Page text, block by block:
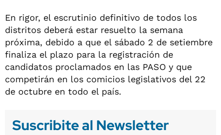
En rigor, el escrutinio definitivo de todos los
distritos deberá estar resuelto la semana
próxima, debido a que el sábado 2 de setiembre
finaliza el plazo para la registración de
candidatos proclamados en las PASO y que
competirán en los comicios legislativos del 22
de octubre en todo el país.
Suscribite al Newsletter